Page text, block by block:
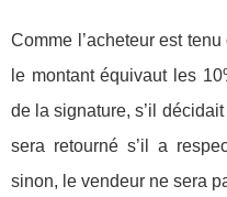
Comme l’acheteur est
le montant équivaut les
de la signature, s’il
sera retourné s’il a
sinon, le vendeur ne sera